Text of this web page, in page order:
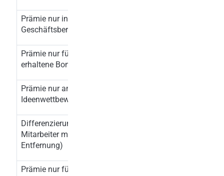
Prämie nur in profitablen
Geschäftsbereichen
Prämie nur für Mitarbeiter ohne bereits
erhaltene Boni oder Sonderzahlungen
Prämie nur an Gewinner eines internen
Ideenwettbewerbs
Differenzierung nach Pendeldistanz (zB
Mitarbeiter mit mehr als 50 km
Entfernung)
Prämie nur für überlassene Mitarbeiter,